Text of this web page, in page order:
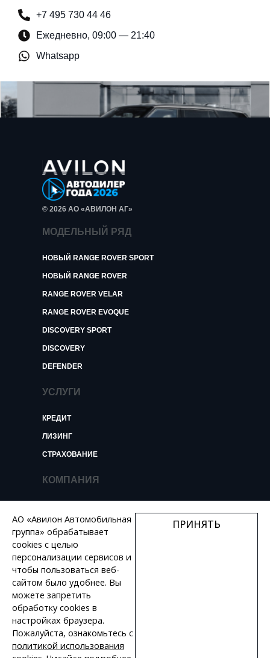
+7 495 730 44 46
Ежедневно, 09:00 — 21:40
Whatsapp
© 2026 АО «АВИЛОН АГ»
МОДЕЛЬНЫЙ РЯД
НОВЫЙ RANGE ROVER SPORT
НОВЫЙ RANGE ROVER
RANGE ROVER VELAR
RANGE ROVER EVOQUE
DISCOVERY SPORT
DISCOVERY
DEFENDER
УСЛУГИ
КРЕДИТ
ЛИЗИНГ
СТРАХОВАНИЕ
КОМПАНИЯ
НОВОСТИ И ОБЗОРЫ
КОНТАКТЫ
ВАКАНСИИ
ПОЛИТИКА КОНФИДЕНЦИАЛЬНОСТИ
АО «Авилон Автомобильная
группа» обрабатывает
cookies с целью
персонализации сервисов и
чтобы пользоваться веб-
сайтом было удобнее. Вы
можете запретить
обработку сookies в
настройках браузера.
Пожалуйста, ознакомьтесь с
политикой использования
ПРИНЯТЬ